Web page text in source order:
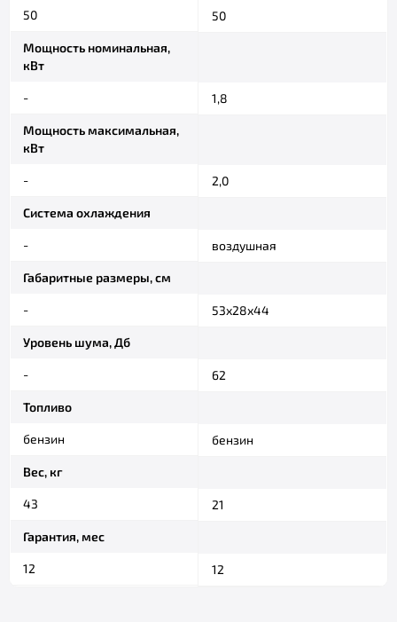
50
Мощность номинальная,
кВт
-
Мощность максимальная,
кВт
-
Система охлаждения
-
Габаритные размеры, см
-
Уровень шума, Дб
-
Топливо
бензин
Вес, кг
43
Гарантия, мес
12
50
1,8
2,0
воздушная
53х28х44
62
бензин
21
12